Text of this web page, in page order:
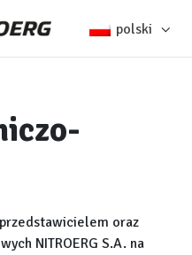
polski
przedstawicielem oraz
NITROERG S.A. na